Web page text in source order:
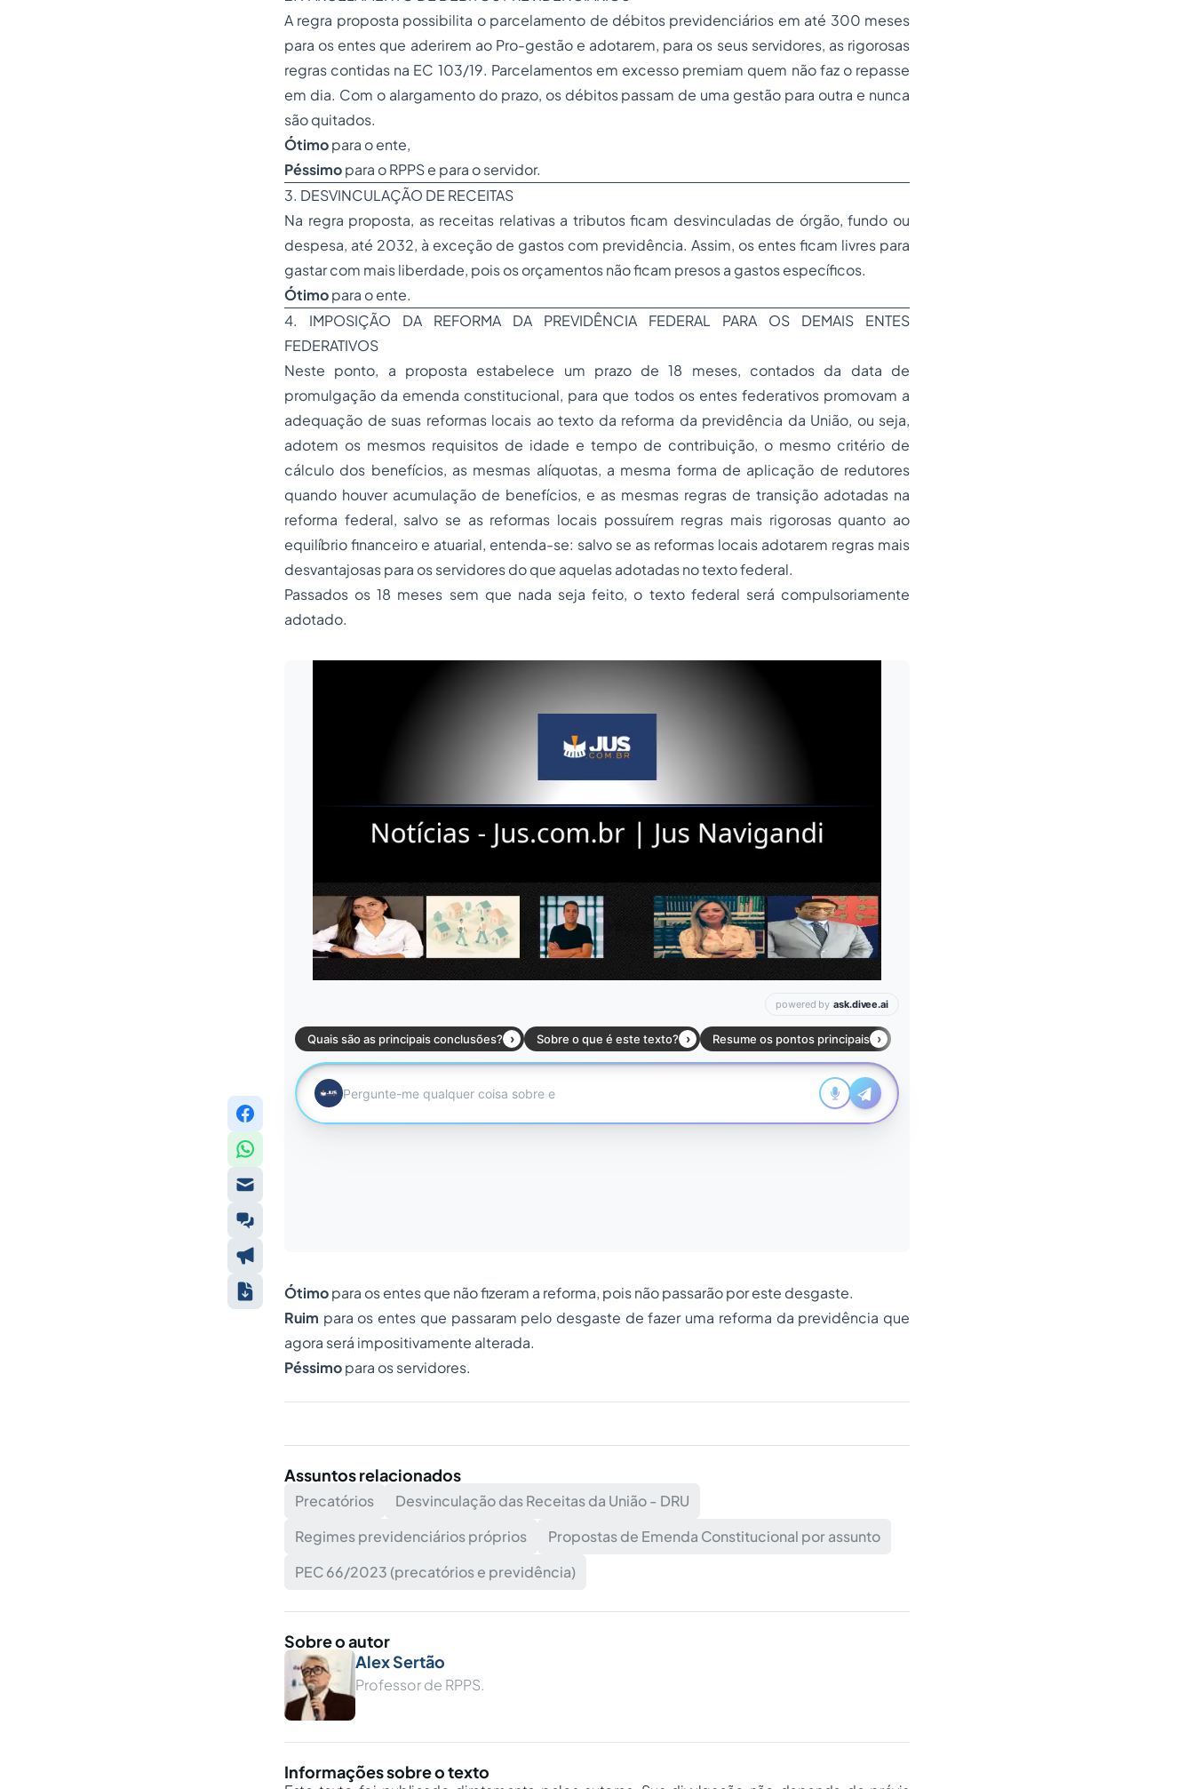
A regra proposta possibilita o parcelamento de débitos previdenciários em até 300 meses
para os entes que aderirem ao Pro-gestão e adotarem, para os seus servidores, as rigorosas
regras contidas na EC 103/19. Parcelamentos em excesso premiam quem não faz o repasse
em dia. Com o alargamento do prazo, os débitos passam de uma gestão para outra e nunca
são quitados.
Ótimo para o ente,
Péssimo para o RPPS e para o servidor.
3. DESVINCULAÇÃO DE RECEITAS
Na regra proposta, as receitas relativas a tributos ficam desvinculadas de órgão, fundo ou
despesa, até 2032, à exceção de gastos com previdência. Assim, os entes ficam livres para
gastar com mais liberdade, pois os orçamentos não ficam presos a gastos específicos.
Ótimo para o ente.
4. IMPOSIÇÃO DA REFORMA DA PREVIDÊNCIA FEDERAL PARA OS DEMAIS ENTES
FEDERATIVOS
Neste ponto, a proposta estabelece um prazo de 18 meses, contados da data de
promulgação da emenda constitucional, para que todos os entes federativos promovam a
adequação de suas reformas locais ao texto da reforma da previdência da União, ou seja,
adotem os mesmos requisitos de idade e tempo de contribuição, o mesmo critério de
cálculo dos benefícios, as mesmas alíquotas, a mesma forma de aplicação de redutores
quando houver acumulação de benefícios, e as mesmas regras de transição adotadas na
reforma federal, salvo se as reformas locais possuírem regras mais rigorosas quanto ao
equilíbrio financeiro e atuarial, entenda-se: salvo se as reformas locais adotarem regras mais
desvantajosas para os servidores do que aquelas adotadas no texto federal.
Passados os 18 meses sem que nada seja feito, o texto federal será compulsoriamente
adotado.
Ótimo para os entes que não fizeram a reforma, pois não passarão por este desgaste.
Ruim para os entes que passaram pelo desgaste de fazer uma reforma da previdência que
agora será impositivamente alterada.
Péssimo para os servidores.
Assuntos relacionados
Precatórios
Desvinculação das Receitas da União - DRU
Regimes previdenciários próprios
Propostas de Emenda Constitucional por assunto
PEC 66/2023 (precatórios e previdência)
Sobre o autor
Alex Sertão
Professor de RPPS.
Informações sobre o texto
Este texto foi publicado diretamente pelos autores. Sua divulgação não depende de prévia